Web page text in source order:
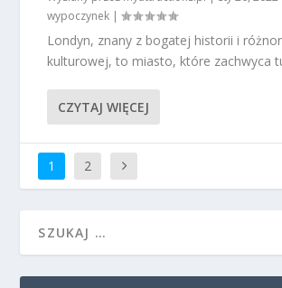
wypoczynek |
Londyn, znany z bogatej historii i
kulturowej, to miasto, które zachwyca
CZYTAJ WIĘCEJ
1 2